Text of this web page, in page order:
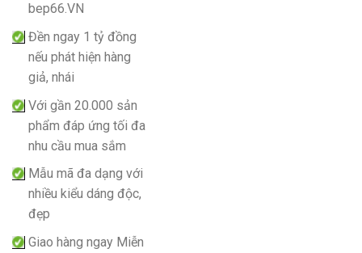
bep66.VN
Đền ngay 1 tỷ đồng
nếu phát hiện hàng
giả, nhái
Với gần 20.000 sản
phẩm đáp ứng tối đa
nhu cầu mua sắm
Mẫu mã đa dạng với
nhiều kiểu dáng độc,
đẹp
Giao hàng ngay Miễn